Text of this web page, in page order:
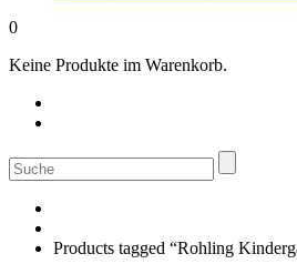
0
Keine Produkte im Warenkorb.
Suche
nach:
Products tagged “Rohling